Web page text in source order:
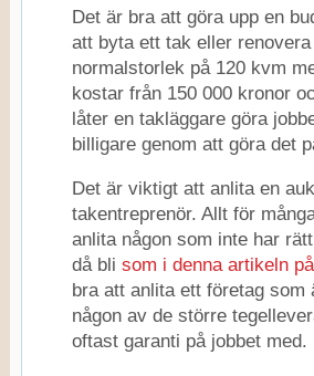
Det är bra att göra upp en
att byta ett tak eller
normalstorlek på 120 kvm
kostar från 150 000 kronor
låter en takläggare göra
billigare genom att göra det
Det är viktigt att anlita en
takentreprenör. Allt för
anlita någon som inte har
då bli som i denna artikeln
bra att anlita ett företag som
någon av de större
oftast garanti på jobbet med.